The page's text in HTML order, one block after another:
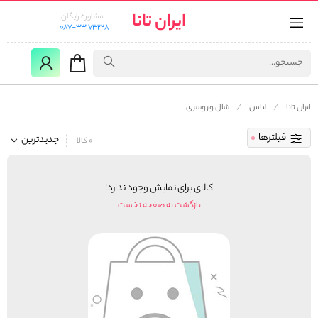
ایران تانا
مشاوره رایگان:
087-33173228
ایران تانا لباس شال و روسری
فیلترها جدیدترین 0 کالا
کالای برای نمایش وجود ندارد!
بازگشت به صفحه نخست